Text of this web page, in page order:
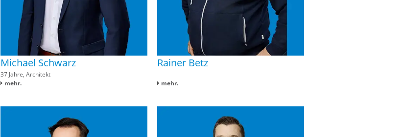
Michael Schwarz
37 Jahre, Architekt
mehr.
Rainer Betz
mehr.